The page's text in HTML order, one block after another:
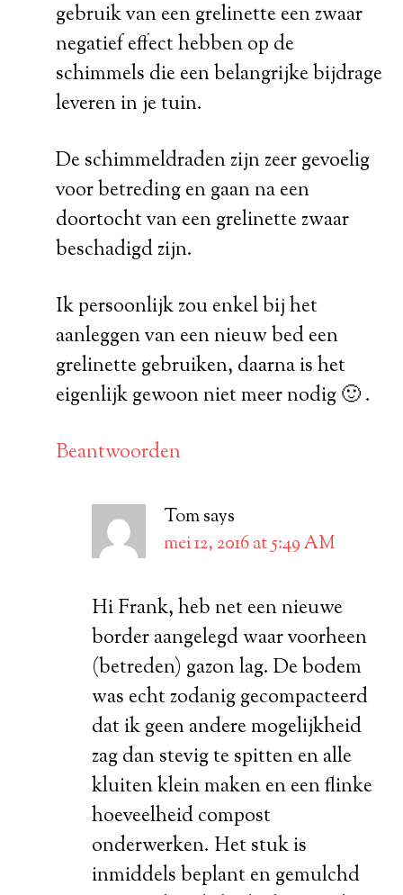
gebruik van een grelinette een zwaar
negatief effect hebben op de
schimmels die een belangrijke bijdrage
leveren in je tuin.
De schimmeldraden zijn zeer gevoelig
voor betreding en gaan na een
doortocht van een grelinette zwaar
beschadigd zijn.
Ik persoonlijk zou enkel bij het
aanleggen van een nieuw bed een
grelinette gebruiken, daarna is het
eigenlijk gewoon niet meer nodig 🙂 .
Beantwoorden
Tomsays
mei 12, 2016 at 5:49 AM
Hi Frank, heb net een nieuwe
border aangelegd waar voorheen
(betreden) gazon lag. De bodem
was echt zodanig gecompacteerd
dat ik geen andere mogelijkheid
zag dan stevig te spitten en alle
kluiten klein maken en een flinke
hoeveelheid compost
onderwerken. Het stuk is
inmiddels beplant en gemulchd